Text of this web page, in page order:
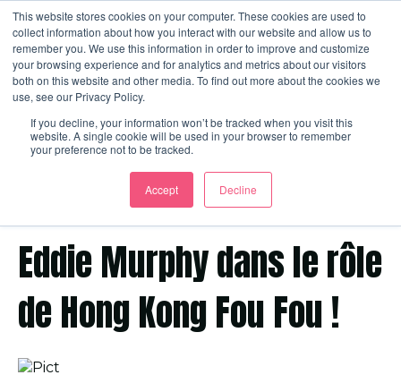
This website stores cookies on your computer. These cookies are used to
collect information about how you interact with our website and allow us to
remember you. We use this information in order to improve and customize
your browsing experience and for analytics and metrics about our visitors
both on this website and other media. To find out more about the cookies we
use, see our Privacy Policy.
If you decline, your information won’t be tracked when you visit this
website. A single cookie will be used in your browser to remember
your preference not to be tracked.
Accept Decline
Eddie Murphy dans le rôle
de Hong Kong Fou Fou !